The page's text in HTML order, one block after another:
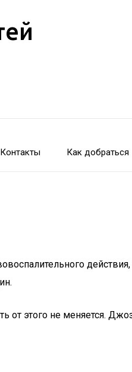
Контакты Как добраться
от этого не меняется.